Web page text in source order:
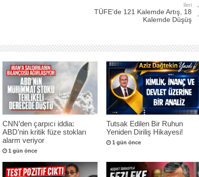
İleri
TÜFE’de 121 Kalemde Artış, 18
Kalemde Düşüş
CNN’den çarpıcı iddia:
ABD’nin kritik füze stokları
alarm veriyor
1 gün önce
Tutsak Edilen Bir Ruhun
Yeniden Diriliş Hikayesi!
1 gün önce